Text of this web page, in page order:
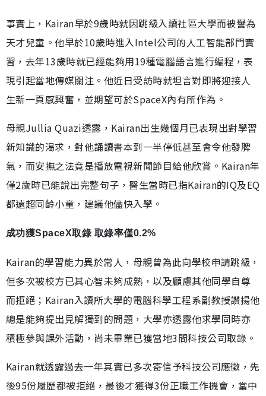
事實上，Kairan早於9歲時就因跳級入讀社區大學而被譽為
天才兒童。他早於10歲時進入Intel公司的人工智能部門實
習，去年13歲時就已經能夠用19種電腦語言進行編程，表
現引起當地傳媒關注。他近日受訪時就坦言對即將迎接人
生新一頁感興奮，並期望可於SpaceX內有所作為。
母親Jullia Quazi透露，Kairan出生幾個月已表現出對學習
新知識的渴求，對他誦讀書本到一半停低甚至會令他發脾
氣，而安撫之法竟是播放電視新聞節目給他欣賞。Kairan年
僅2歲時已能說出完整句子，醫生當時已指Kairan的IQ及EQ
都遠超同齡小童，建議他儘快入學。
成功獲SpaceX取錄 取錄率僅0.2%
Kairan的學習能力異於常人，母親曾為此向學校申請跳級，
但多次被校方已其心智未夠成熟，以及顧慮其他同學自尊
而拒絕；Kairan入讀所大學的電腦科學工程系副教授讚揚他
總是能夠提出見解獨到的問題，大學亦透露他求學同時亦
積極參與課外活動，尚未畢業已獲當地3間科技公司取錄。
Kairan就透露過去一年其實已多次寄信予科技公司應徵，先
後95份履歷都被拒絕，最後才獲得3份正職工作機會，當中